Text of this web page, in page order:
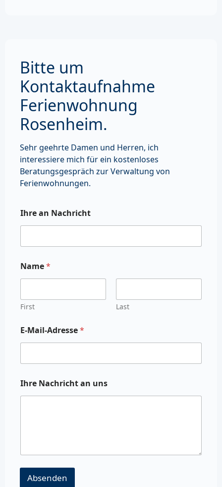
Bitte um
Kontaktaufnahme
Ferienwohnung
Rosenheim.
Sehr geehrte Damen und Herren, ich
interessiere mich für ein kostenloses
Beratungsgespräch zur Verwaltung von
Ferienwohnungen.
Ihre an Nachricht
Name*
First Last
E-Mail-Adresse*
Ihre Nachricht an uns
Absenden